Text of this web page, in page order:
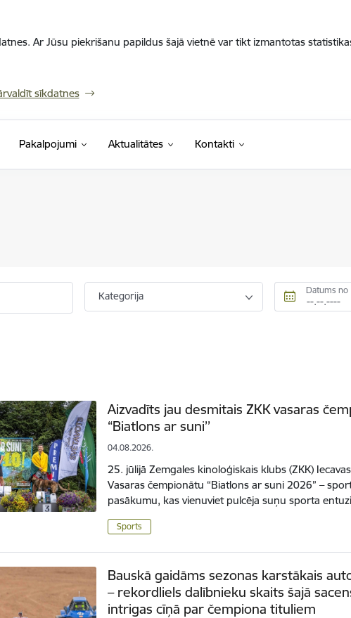
Ar Jūsu piekrišanu papildus šajā vietnē var tikt izmantotas
sīkdatnes
Pakalpojumi Aktualitātes Kontakti
Kategorija Datums no
Aizvadīts jau desmitais ZKK vasaras
“Biatlons ar suni’’
04.08.2026.
25. jūlijā Zemgales kinoloģiskais klubs (ZKK)
Vasaras čempionātu “Biatlons ar suni 2026” –
pasākumu, kas vienuviet pulcēja suņu sporta
Sports
Bauskā gaidāms sezonas karstākais
– rekordliels dalībnieku skaits šajā
intrigas cīņā par čempiona tituliem